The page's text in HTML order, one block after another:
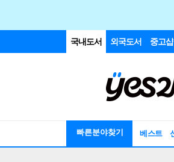
국내도서 외국도서 중고샵
빠른분야찾기 베스트